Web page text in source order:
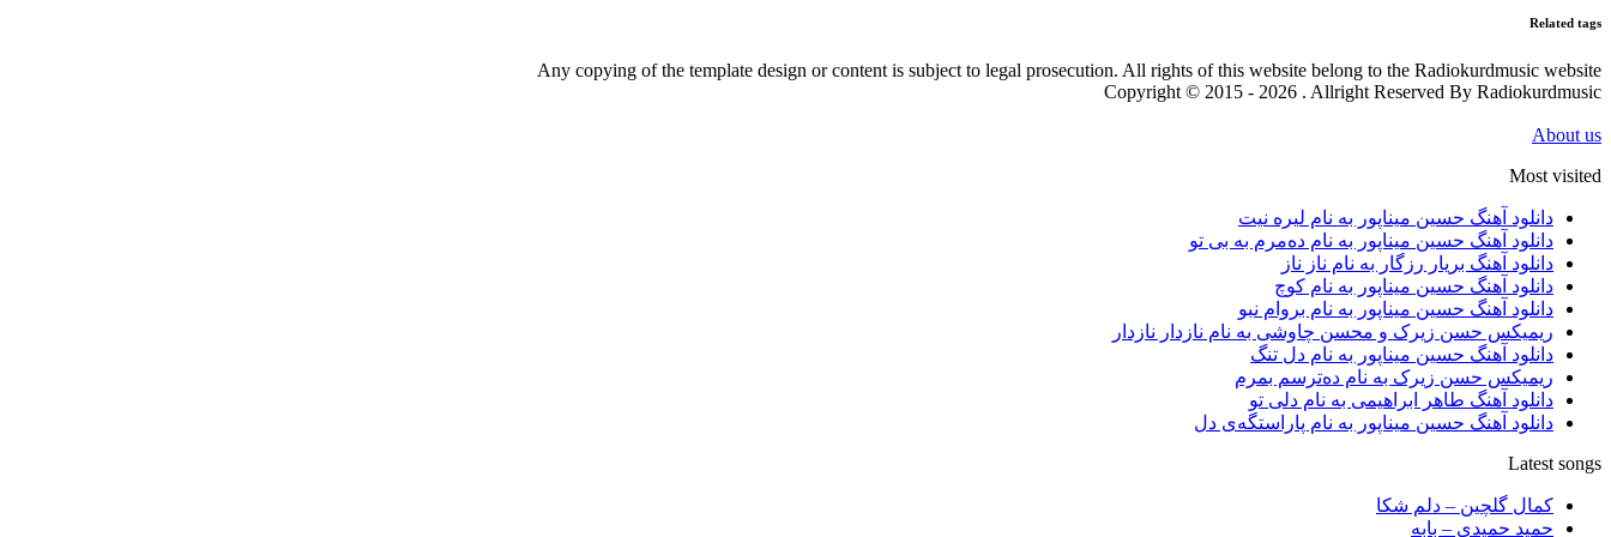
Related tags
Any copying of the template design or content is subject to legal prosecution. All rights of this website belong to the Radiokurdmusic website
Copyright © 2015 - 2026 . Allright Reserved By Radiokurdmusic
About us
Most visited
دانلود آهنگ حسین میناپور به نام لیره نیت
دانلود آهنگ حسین میناپور به نام دەمرم بە بی تو
دانلود آهنگ بریار رزگار به نام ناز ناز
دانلود آهنگ حسین میناپور به نام کوچ
دانلود آهنگ حسین میناپور به نام بروام نبو
ریمیکس حسن زیرک و محسن چاوشی به نام نازدار نازدار
دانلود آهنگ حسین میناپور به نام دل تنگ
ریمیکس حسن زیرک به نام دەترسم بمرم
دانلود آهنگ طاهر ابراهیمی به نام دلی تو
دانلود آهنگ حسین میناپور به نام پاراستگەی دل
Latest songs
کمال گلچین – دلم شکا
حمید حمیدی – بابه